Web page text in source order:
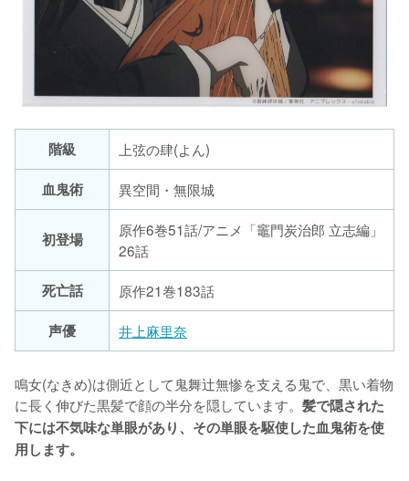
階級
上弦の肆(よん)
血鬼術
異空間・無限城
初登場
原作6巻51話/アニメ「竈門炭治郎 立志編」
26話
死亡話
原作21巻183話
声優
井上麻里奈
鳴女(なきめ)は側近として鬼舞辻無惨を支える鬼で、黒い着物
に長く伸びた黒髪で顔の半分を隠しています。 髪で隠された
下には不気味な単眼があり、その単眼を駆使した血鬼術を使
用します。